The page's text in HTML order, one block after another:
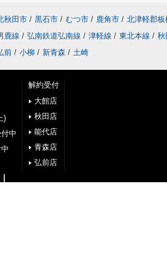
秋田市 / 黒石市 / むつ市 / 鹿角市 / 北津軽郡板
鹿線 / 弘南鉄道弘南線 / 津軽線 / 東北本線 / 秋
前 / 小柳 / 新青森 / 土崎
)
中
解約受付
大館店
秋田店
能代店
青森店
弘前店